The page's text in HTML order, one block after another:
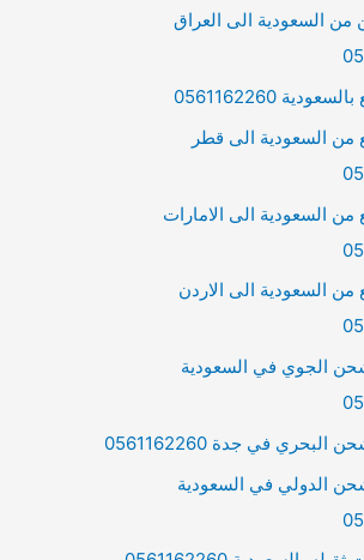
السعودية الى العراق
0561162260
السعودية الى قطر
السعودية الى الامارات
السعودية الى الاردن
الجوي في السعودية
في جدة 0561162260
الدولي في السعودية